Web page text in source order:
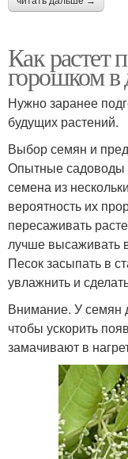
Как растет
горошком
Нужно заранее
будущих растений.
Выбор семян и
Опытные садоводы
семена из
вероятность их
пересаживать
лучше высаживать
Песок засыпать в
увлажнить и
Внимание. У семян
чтобы ускорить
замачивают в